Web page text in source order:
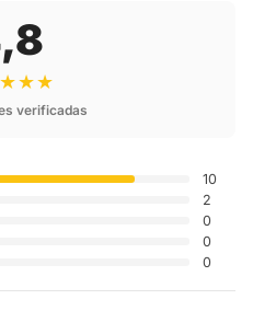
verificadas
10
2
0
0
0